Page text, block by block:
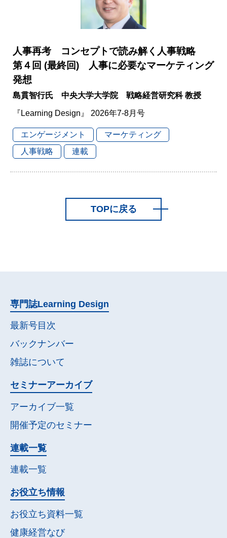
人事再考 コンセプトで読み解く人事戦略
第４回 (最終回) 人事に必要なマーケティング
発想
島貫智行氏 中央大学大学院 戦略経営研究科 教授
『Learning Design』 2026年7-8月号
エンゲージメント
マーケティング
人事戦略
連載
TOPに戻る
専門誌Learning Design
最新号目次
バックナンバー
雑誌について
セミナーアーカイブ
アーカイブ一覧
開催予定のセミナー
連載一覧
連載一覧
お役立ち情報
お役立ち資料一覧
健康経営なび